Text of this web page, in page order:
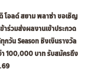
โอลด์ สยาม พลาซ่า ขอเชิญ
าร่วมส่งผลงานเข้าประกวด
กวัน Season ชิงเงินรางวัล
100,000 บาท รับสมัครถึง